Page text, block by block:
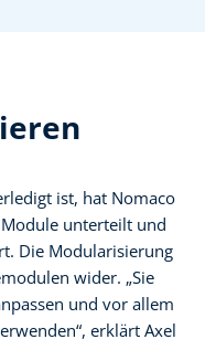
ist, hat Nomaco
unterteilt und
Die Modularisierung
wider. „Sie
und vor allem
erklärt Axel